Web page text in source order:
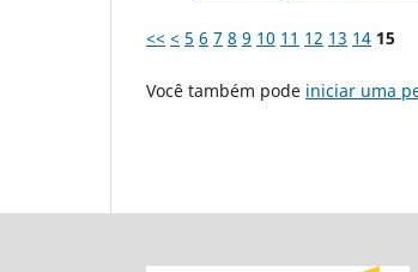
<< < 5 6 7 8 9 10 11 12 13 14 15
Você também pode iniciar uma